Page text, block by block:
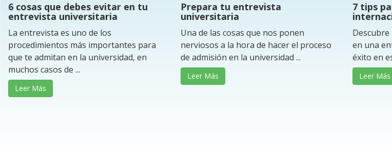
6 cosas que debes evitar en tu
entrevista universitaria
La entrevista es uno de los
procedimientos más importantes para
que te admitan en la universidad, en
muchos casos de ...
Leer Más
Prepara tu entrevista
universitaria
Una de las cosas que nos ponen
nerviosos a la hora de hacer el proceso
de admisión en la universidad ...
Leer Más
7 tips
en una
éxito en
Leer Más